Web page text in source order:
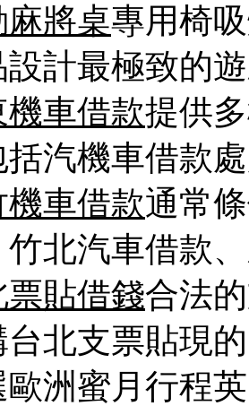
麻將桌專用椅
設計最極致的
機車借款提供
括汽機車借款
機車借款通常
竹北汽車借款
票貼借錢合法
台北支票貼現
歐洲蜜月行程